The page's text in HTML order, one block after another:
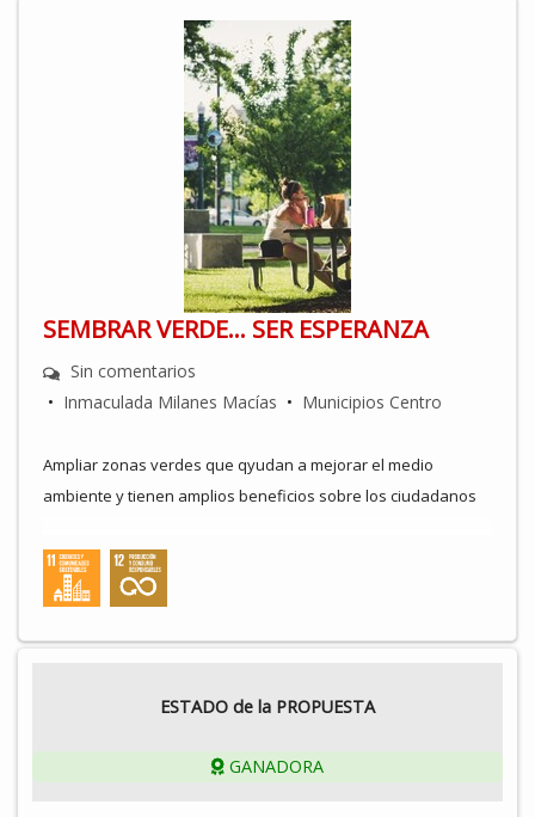
SEMBRAR VERDE... SER ESPERANZA
Sin comentarios
• Inmaculada Milanes Macías • Municipios Centro
Ampliar zonas verdes que qyudan a mejorar el medio
ambiente y tienen amplios beneficios sobre los ciudadanos
Crear herramientas y aumento de las ya creadas para
mejorar el reciclaje
ESTADO de la PROPUESTA
GANADORA